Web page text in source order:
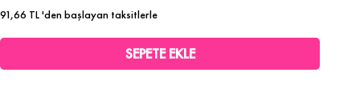
91,66 TL'den başlayan taksitlerle